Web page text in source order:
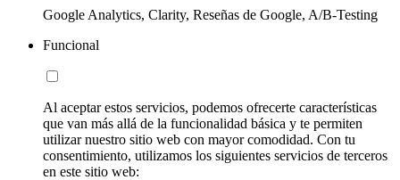
Google Analytics, Clarity, Reseñas de Google, A/B-Testing
Funcional
Al aceptar estos servicios, podemos ofrecerte características
que van más allá de la funcionalidad básica y te permiten
utilizar nuestro sitio web con mayor comodidad. Con tu
consentimiento, utilizamos los siguientes servicios de terceros
en este sitio web: